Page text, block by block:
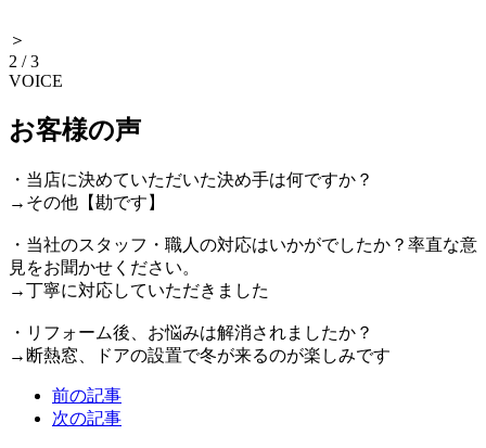
＞
2 /3
VOICE
お客様の声
・当店に決めていただいた決め手は何ですか？
→その他【勘です】
・当社のスタッフ・職人の対応はいかがでしたか？率直な意
見をお聞かせください。
→丁寧に対応していただきました
・リフォーム後、お悩みは解消されましたか？
→断熱窓、ドアの設置で冬が来るのが楽しみです
前の記事
次の記事